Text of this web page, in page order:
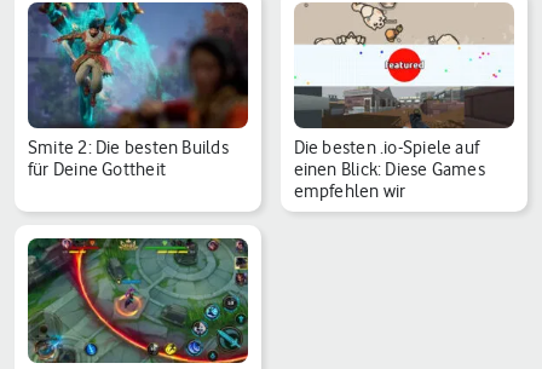
Smite 2: Die besten Builds
für Deine Gottheit
Die besten .io-Spiele auf
einen Blick: Diese Games
empfehlen wir